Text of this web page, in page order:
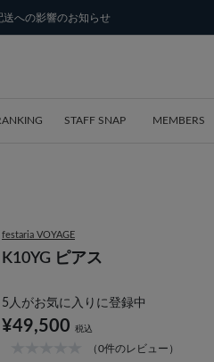
送への影響のお知らせ
STAFF SNAP MEMBERS
festaria VOYAGE
K10YG ピアス
5 人がお気に入りに登録中
¥49,500 税込
（0件のレビュー）